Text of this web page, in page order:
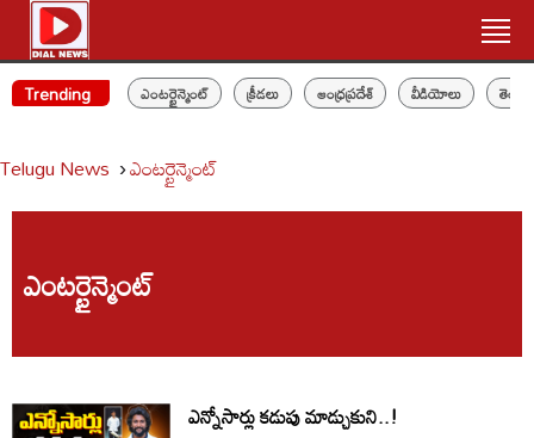
Trending ఎంటర్టైన్మెంట్ క్రీడలు ఆంధ్రప్రదేశ్ వీడియోలు
Telugu News ఎంటర్టైన్మెంట్
ఎంటర్టైన్మెంట్
ఎన్నోసార్లు కడుపు మాడ్చుకుని..!